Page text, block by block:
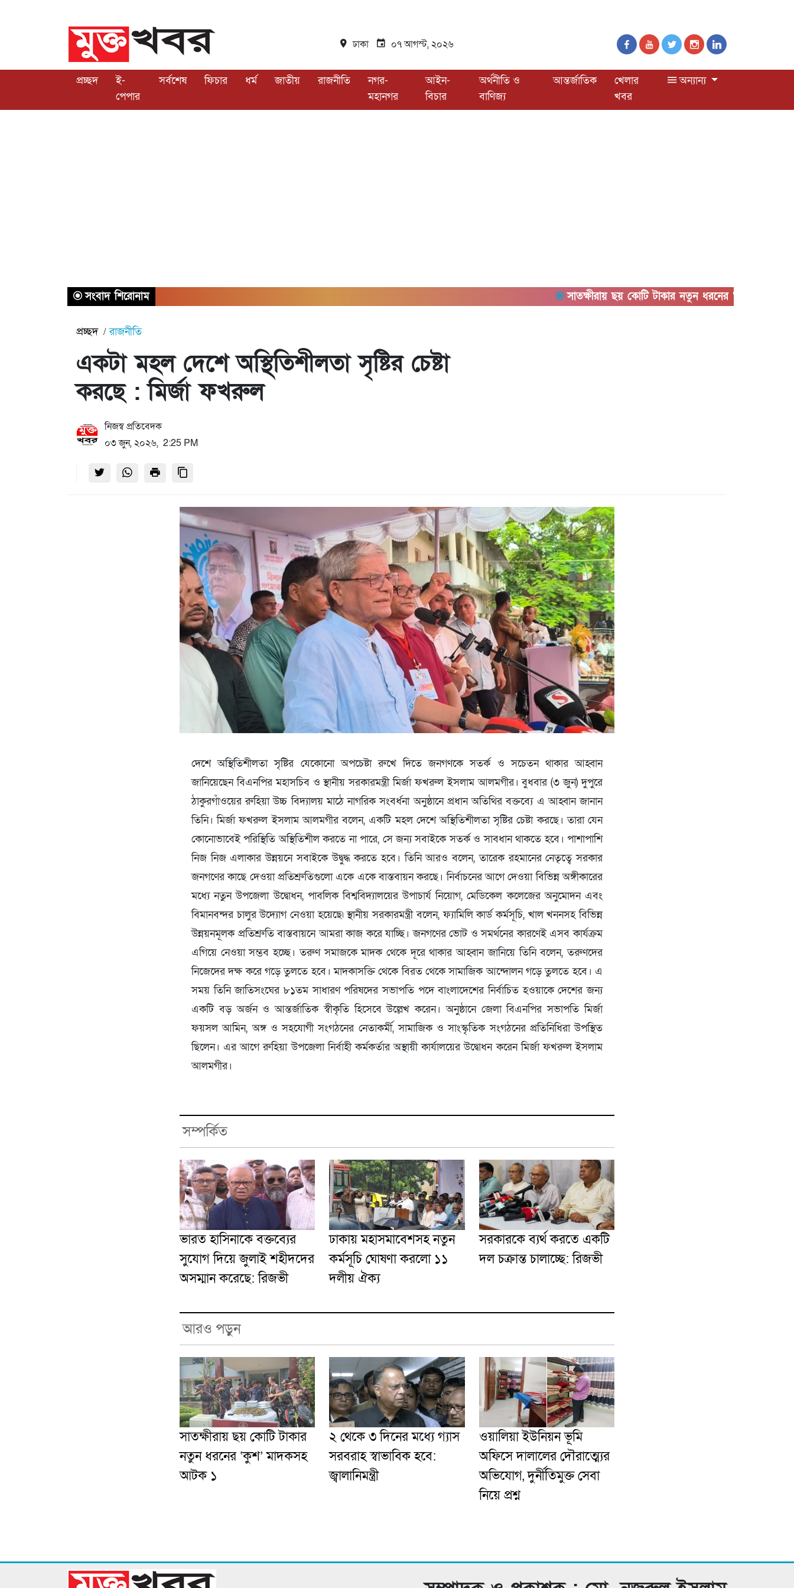
ঢাকা ০৭ আগস্ট, ২০২৬
প্রচ্ছদ
ই-
পেপার
সর্বশেষ ফিচার ধর্ম জাতীয় রাজনীতি
নগর-
মহানগর
আইন-
বিচার
অর্থনীতি ও
বাণিজ্য
আন্তর্জাতিক
খেলার
খবর
অন্যান্য
সংবাদ শিরোনাম সাতক্ষীরায় ছয় কোটি টাকার নতুন ধরনের ‘কুশ’ মাদকসহ
প্রচ্ছদ রাজনীতি
একটা মহল দেশে অস্থিতিশীলতা সৃষ্টির চেষ্টা
করছে : মির্জা ফখরুল
নিজস্ব প্রতিবেদক
০৩ জুন, ২০২৬, 2:25 PM
দেশে অস্থিতিশীলতা সৃষ্টির যেকোনো অপচেষ্টা রুখে দিতে জনগণকে সতর্ক ও সচেতন থাকার আহ্বান
জানিয়েছেন বিএনপির মহাসচিব ও স্থানীয় সরকারমন্ত্রী মির্জা ফখরুল ইসলাম আলমগীর। বুধবার (৩ জুন) দুপুরে
ঠাকুরগাঁওয়ের রুহিয়া উচ্চ বিদ্যালয় মাঠে নাগরিক সংবর্ধনা অনুষ্ঠানে প্রধান অতিথির বক্তব্যে এ আহ্বান জানান
তিনি। মির্জা ফখরুল ইসলাম আলমগীর বলেন, একটি মহল দেশে অস্থিতিশীলতা সৃষ্টির চেষ্টা করছে। তারা যেন
কোনোভাবেই পরিস্থিতি অস্থিতিশীল করতে না পারে, সে জন্য সবাইকে সতর্ক ও সাবধান থাকতে হবে। পাশাপাশি
নিজ নিজ এলাকার উন্নয়নে সবাইকে উদ্বুদ্ধ করতে হবে। তিনি আরও বলেন, তারেক রহমানের নেতৃত্বে সরকার
জনগণের কাছে দেওয়া প্রতিশ্রুতিগুলো একে একে বাস্তবায়ন করছে। নির্বাচনের আগে দেওয়া বিভিন্ন অঙ্গীকারের
মধ্যে নতুন উপজেলা উদ্বোধন, পাবলিক বিশ্ববিদ্যালয়ের উপাচার্য নিয়োগ, মেডিকেল কলেজের অনুমোদন এবং
বিমানবন্দর চালুর উদ্যোগ নেওয়া হয়েছে৷ স্থানীয় সরকারমন্ত্রী বলেন, ফ্যামিলি কার্ড কর্মসূচি, খাল খননসহ বিভিন্ন
উন্নয়নমূলক প্রতিশ্রুতি বাস্তবায়নে আমরা কাজ করে যাচ্ছি। জনগণের ভোট ও সমর্থনের কারণেই এসব কার্যক্রম
এগিয়ে নেওয়া সম্ভব হচ্ছে। তরুণ সমাজকে মাদক থেকে দূরে থাকার আহ্বান জানিয়ে তিনি বলেন, তরুণদের
নিজেদের দক্ষ করে গড়ে তুলতে হবে। মাদকাসক্তি থেকে বিরত থেকে সামাজিক আন্দোলন গড়ে তুলতে হবে। এ
সময় তিনি জাতিসংঘের ৮১তম সাধারণ পরিষদের সভাপতি পদে বাংলাদেশের নির্বাচিত হওয়াকে দেশের জন্য
একটি বড় অর্জন ও আন্তর্জাতিক স্বীকৃতি হিসেবে উল্লেখ করেন। অনুষ্ঠানে জেলা বিএনপির সভাপতি মির্জা
ফয়সল আমিন, অঙ্গ ও সহযোগী সংগঠনের নেতাকর্মী, সামাজিক ও সাংস্কৃতিক সংগঠনের প্রতিনিধিরা উপস্থিত
ছিলেন। এর আগে রুহিয়া উপজেলা নির্বাহী কর্মকর্তার অস্থায়ী কার্যালয়ের উদ্বোধন করেন মির্জা ফখরুল ইসলাম
আলমগীর।
সম্পর্কিত
ভারত হাসিনাকে বক্তব্যের
সুযোগ দিয়ে জুলাই শহীদদের
অসম্মান করেছে: রিজভী
ঢাকায় মহাসমাবেশসহ নতুন
কর্মসূচি ঘোষণা করলো ১১
দলীয় ঐক্য
সরকারকে ব্যর্থ করতে একটি
দল চক্রান্ত চালাচ্ছে: রিজভী
আরও পড়ুন
সাতক্ষীরায় ছয় কোটি টাকার
নতুন ধরনের ‘কুশ’ মাদকসহ
আটক ১
২ থেকে ৩ দিনের মধ্যে গ্যাস
সরবরাহ স্বাভাবিক হবে:
জ্বালানিমন্ত্রী
ওয়ালিয়া ইউনিয়ন ভূমি
অফিসে দালালের দৌরাত্ম্যের
অভিযোগ, দুর্নীতিমুক্ত সেবা
নিয়ে প্রশ্ন